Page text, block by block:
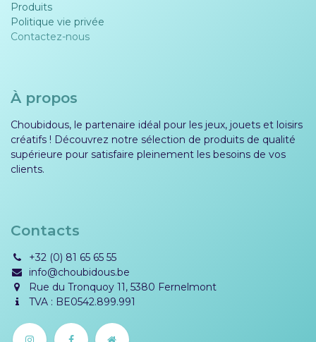
Produits
Politique vie privée​​
Contactez-nous
À propos
Choubidous, le partenaire idéal pour les jeux, jouets et loisirs
créatifs ! Découvrez notre sélection de produits de qualité
supérieure pour satisfaire pleinement les besoins de vos
clients.
Contacts
+32 (0) 81 65 65 55
info@choubidous.be
Rue du Tronquoy 11, 5380 Fernelmont
TVA : BE0542.899.991